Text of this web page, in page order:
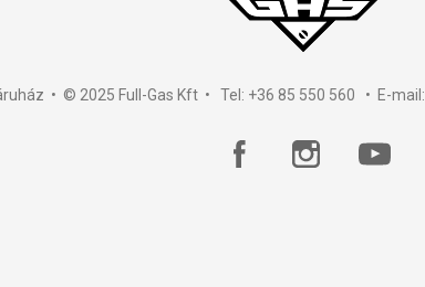
• © 2025 Full-Gas Kft • Tel: +36 85 550 560 • E-mail: